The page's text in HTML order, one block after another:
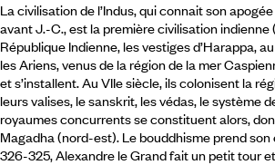
La civilisation de l’Indus, qui connait son
avant J.-C., est la première civilisation
République Indienne, les vestiges d’Harappa,
les Ariens, venus de la région de la mer
et s’installent. Au VIIe siècle, ils colonisent la
leurs valises, le sanskrit, les védas, le système
royaumes concurrents se constituent alors,
Magadha (nord-est). Le bouddhisme prend son
326-325, Alexandre le Grand fait un petit tour